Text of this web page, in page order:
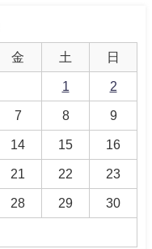
金 土 日
1 2
7 8 9
14 15 16
21 22 23
28 29 30